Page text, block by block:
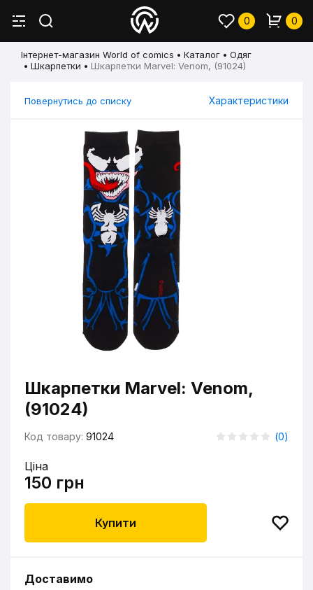
0 0
Інтернет-магазин World of comics Каталог
Одяг
Шкарпетки
Шкарпетки Marvel: Venom, (91024)
Повернутись до списку Характеристики
Шкарпетки Marvel: Venom,
(91024)
Код товару: 91024 (0)
Ціна
150 грн
Купити
Доставимо